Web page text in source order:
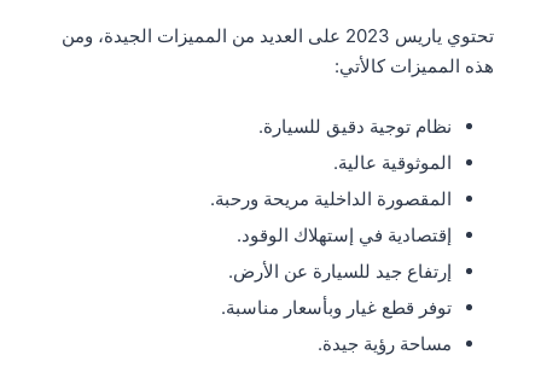
تحتوي ياريس 2023 على العديد من المميزات الجيدة، ومن
هذه المميزات كالأتي:
نظام توجية دقيق للسيارة.
الموثوقية عالية.
المقصورة الداخلية مريحة ورحبة.
إقتصادية في إستهلاك الوقود.
إرتفاع جيد للسيارة عن الأرض.
توفر قطع غيار وبأسعار مناسبة.
مساحة رؤية جيدة.